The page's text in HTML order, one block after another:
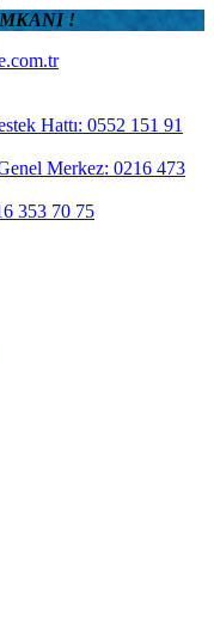
!
Hattı: 0552 151 91
Merkez: 0216 473
353 70 75